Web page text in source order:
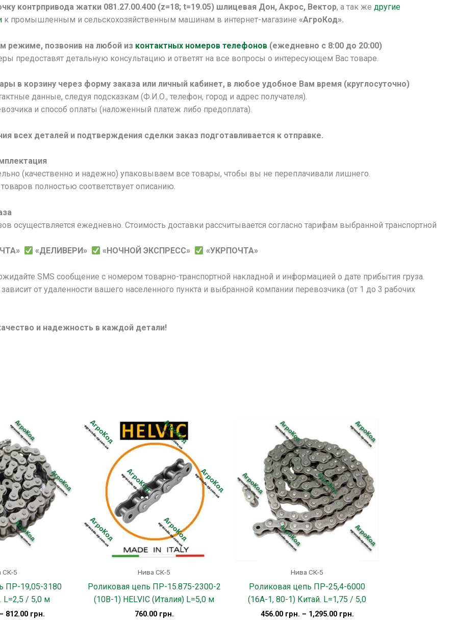
контрпривода жатки 081.27.00.400 (z=18; t=19.05) шлицевая Дон, Акрос, Вектор, а так же другие
к промышленным и сельскохозяйственным машинам в интернет-магазине «АгроКод».
режиме, позвонив на любой из контактных номеров телефонов (ежедневно с 8:00 до 20:00)
предоставят детальную консультацию и ответят на все вопросы о интересующем Вас товаре.
в корзину через форму заказа или личный кабинет, в любое удобное Вам время (круглосуточно)
данные, следуя подсказкам (Ф.И.О., телефон, город и адрес получателя).
и способ оплаты (наложенный платеж либо предоплата).
всех деталей и подтверждения сделки заказ подготавливается к отправке.
(качественно и надежно) упаковываем все товары, чтобы вы не переплачивали лишнего.
полностью соответствует описанию.
осуществляется ежедневно. Стоимость доставки рассчитывается согласно тарифам выбранной транспортной
«ДЕЛИВЕРИ» «НОЧНОЙ ЭКСПРЕСС» «УКРПОЧТА»
SMS сообщение с номером товарно-транспортной накладной и информацией о дате прибытия груза.
от удаленности вашего населенного пункта и выбранной компании перевозчика (от 1 до 3 рабочих
и надежность в каждой детали!
СК-5
ПР-19,05-3180
L=2,5 / 5,0 м
– 812.00 грн.
Опции
странице
Нива СК-5
Роликовая цепь ПР-15.875-2300-2
(10B-1) HELVIC (Италия) L=5,0 м
760.00 грн.
Нива СК-5
Роликовая цепь ПР-25,4-6000
(16А-1, 80-1) Китай. L=1,75 / 5,0
456.00 грн. – 1,295.00 грн.
товар
имеет
вариаций.
Опции
можно
странице
товара.